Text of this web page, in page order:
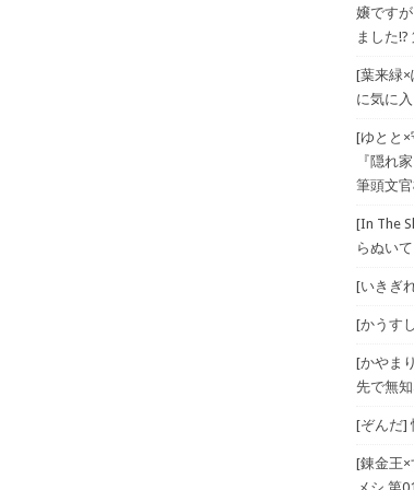
嬢です
ました!?
[葉来緑×
に気に
[ゆとと×
『隠れ
筆頭文
[In The
らぬい
[いきぎ
[かうす
[かやま
先で無
[ぞんだ]
[錬金王